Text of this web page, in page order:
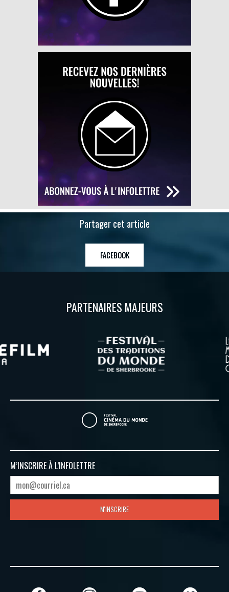
Partager cet article
FACEBOOK
PARTENAIRES MAJEURS
M’INSCRIRE À L’INFOLETTRE
M'INSCRIRE